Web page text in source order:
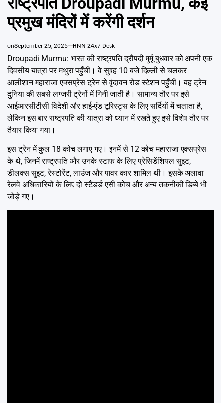
प्रमुख मंदिरों में करेंगी दर्शन
onSeptember 25, 2025 HNN 24x7 Desk
Droupadi Murmu: भारत की राष्ट्रपति द्रौपदी मुर्मू बुधवार को अपनी एक
दिवसीय यात्रा पर मथुरा पहुँचीं। वे सुबह 10 बजे दिल्ली से चलकर
आलीशान महाराजा एक्सप्रेस ट्रेन से वृंदावन रोड स्टेशन पहुँचीं। यह ट्रेन
दुनिया की सबसे लग्जरी ट्रेनों में गिनी जाती है। सामान्य तौर पर इसे
आईआरसीटीसी विदेशी और हाई-एंड टूरिस्ट्स के लिए सर्दियों में चलाता है,
लेकिन इस बार राष्ट्रपति की यात्रा को ध्यान में रखते हुए इसे विशेष तौर पर
तैयार किया गया।
इस ट्रेन में कुल 18 कोच लगाए गए। इनमें से 12 कोच महाराजा एक्सप्रेस
के थे, जिनमें राष्ट्रपति और उनके स्टाफ के लिए प्रेसिडेंशियल सुइट,
डीलक्स सुइट, रेस्टोरेंट, लाउंज और पावर कार शामिल थी। इसके अलावा
रेलवे अधिकारियों के लिए दो स्टैंडर्ड एसी कोच और अन्य तकनीकी डिब्बे भी
जोड़े गए।